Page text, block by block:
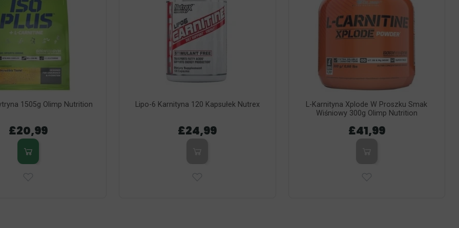
1505g Olimp Nutrition
£20,99
Lipo-6 Karnityna 120 Kapsułek Nutrex
£24,99
L-Karnityna Xplode W Proszku Smak
Wiśniowy 300g Olimp Nutrition
£41,99